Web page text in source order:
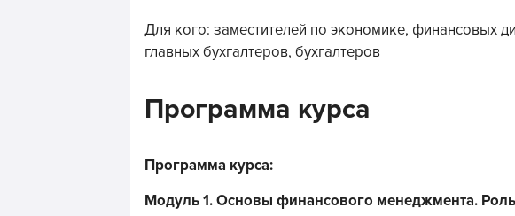
Для кого: заместителей по экономике, финансовых
главных бухгалтеров, бухгалтеров
Программа курса
Программа курса:
Модуль 1. Основы финансового менеджмента.